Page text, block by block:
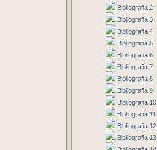
Bibliografia 2
Bibliografia 3
Bibliografia 4
Bibliografia 5
Bibliografia 6
Bibliografia 7
Bibliografia 8
Bibliografia 9
Bibliografia 10
Bibliografia 11
Bibliografia 12
Bibliografia 13